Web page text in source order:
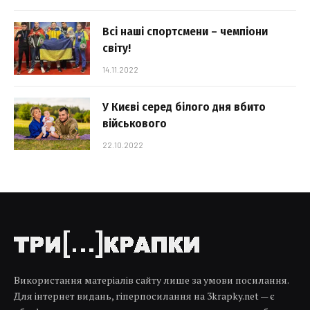
Всі наші спортсмени – чемпіони
світу!
14.11.2022
У Києві серед білого дня вбито
військового
22.10.2022
Використання матеріалів сайту лише за умови посилання.
Для інтернет видань, гіперпосилання на 3krapky.net — є